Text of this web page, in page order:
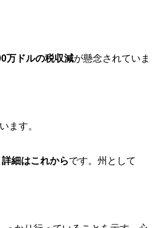
万ドルの税収減が懸念されていま
ます。
細はこれからです。州として